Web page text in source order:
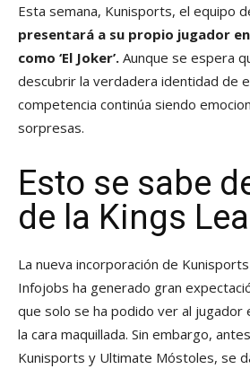
Esta semana, Kunisports, el equipo
presentará a su propio jugador
como ‘El Joker’. Aunque se espera
descubrir la verdadera identidad de
competencia continúa siendo
sorpresas.
Esto se sabe
de la Kings
La nueva incorporación de
Infojobs ha generado gran
que solo se ha podido ver al jugador
la cara maquillada. Sin embargo,
Kunisports y Ultimate Móstoles, se